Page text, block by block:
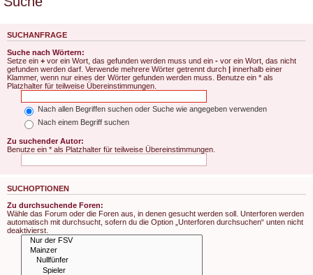
SUCHANFRAGE
Suche nach Wörtern:
Setze ein + vor ein Wort, das gefunden werden muss und ein - vor ein Wort, das nicht
gefunden werden darf. Verwende mehrere Wörter getrennt durch | innerhalb einer
Klammer, wenn nur eines der Wörter gefunden werden muss. Benutze ein * als
Platzhalter für teilweise Übereinstimmungen.
Nach allen Begriffen suchen oder Suche wie angegeben verwenden
Nach einem Begriff suchen
Zu suchender Autor:
Benutze ein * als Platzhalter für teilweise Übereinstimmungen.
SUCHOPTIONEN
Zu durchsuchende Foren:
Wähle das Forum oder die Foren aus, in denen gesucht werden soll. Unterforen werden
automatisch mit durchsucht, sofern du die Option „Unterforen durchsuchen“ unten nicht
deaktivierst.